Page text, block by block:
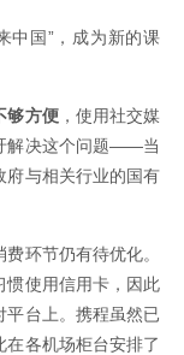
中国”，成为新的课
够方便，使用社交媒
解决这个问题——当
府与相关行业的国有
环节仍有待优化。
惯使用信用卡，因此
平台上。携程虽然已
各机场柜台安排了